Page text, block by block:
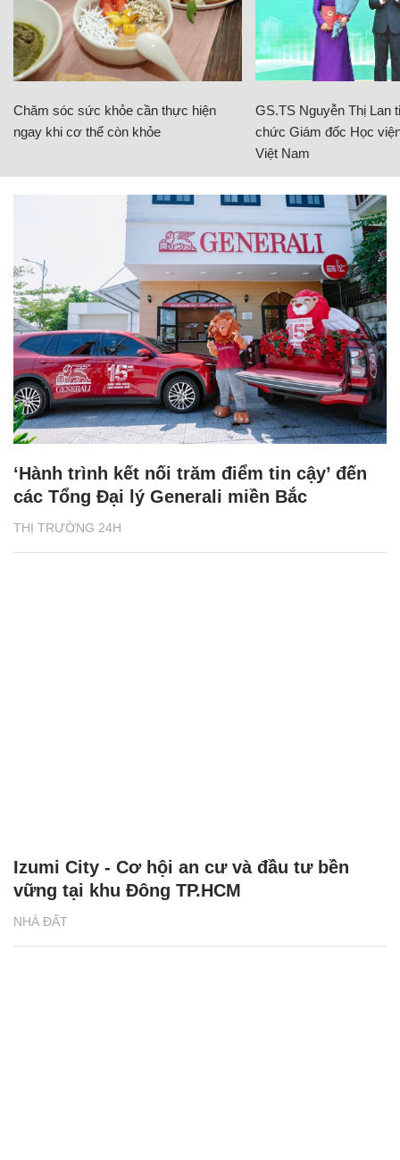
Chăm sóc sức khỏe cần thực hiện
ngay khi cơ thể còn khỏe
GS.TS Nguyễn Thị Lan
chức Giám đốc Học
Việt Nam
THỊ TRƯỜNG 24H
‘Hành trình kết nối trăm điểm tin cậy’ đến
các Tổng Đại lý Generali miền Bắc
NHÀ ĐẤT
Izumi City - Cơ hội an cư và đầu tư bền
vững tại khu Đông TP.HCM